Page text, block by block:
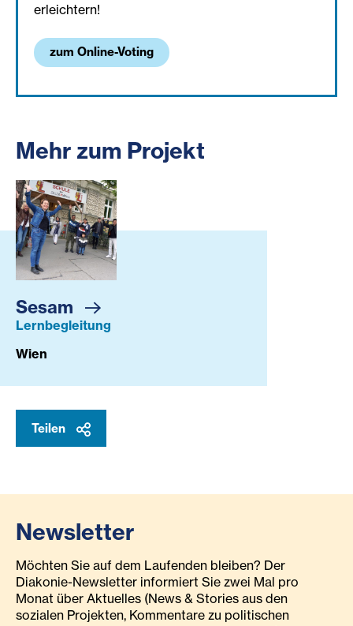
erleichtern!
zum Online-Voting
Mehr zum Projekt
Sesam
Lernbegleitung
Wien
Teilen
Newsletter
Möchten Sie auf dem Laufenden bleiben? Der
Diakonie-Newsletter informiert Sie zwei Mal pro
Monat über Aktuelles (News & Stories aus den
sozialen Projekten, Kommentare zu politischen